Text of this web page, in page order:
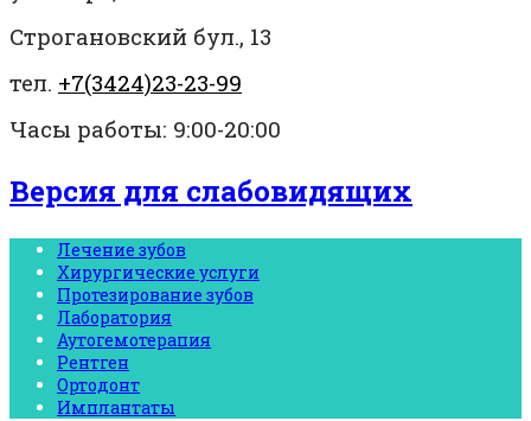
Строгановский бул., 13
тел. +7(3424)23-23-99
Часы работы: 9:00-20:00
Версия для слабовидящих
Лечение зубов
Хирургические услуги
Протезирование зубов
Лаборатория
Аутогемотерапия
Рентген
Ортодонт
Имплантаты